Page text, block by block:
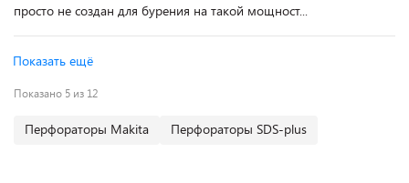
просто не создан для бурения на такой мощност...
Показать ещё
Показано 5 из 12
Перфораторы Makita Перфораторы SDS-plus